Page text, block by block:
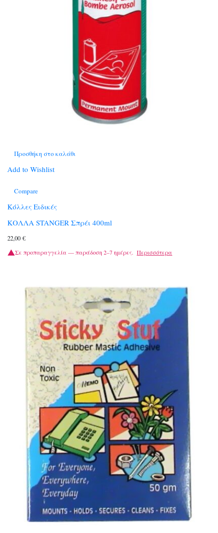
Προσθήκη στο καλάθι
Add to Wishlist
Compare
Κόλλες Ειδικές
ΚΟΛΛΑ STANGER Σπρέι 400ml
22,00 €
Σε προπαραγγελία — παράδοση 2–7 ημέρες. Περισσότερα